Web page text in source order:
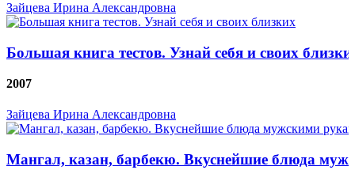
Зайцева Ирина Александровна
Большая книга тестов. Узнай себя и своих
2007
Зайцева Ирина Александровна
Мангал, казан, барбекю. Вкуснейшие блюда